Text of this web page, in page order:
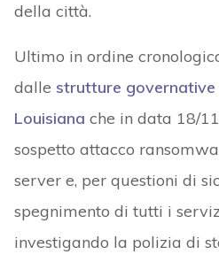
della città.
Ultimo in ordine
dalle strutture
Louisiana che in data 18/
sospetto attacco
server e, per questioni di
spegnimento di tutti i
investigando la polizia di